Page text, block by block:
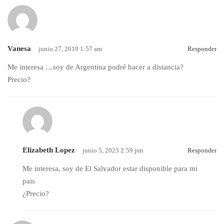
Vanesa junio 27, 2019 1:57 am Responder
Me interesa …soy de Argentina podré hacer a distancia?
Precio?
Elizabeth Lopez junio 5, 2023 2:59 pm Responder
Me interesa, soy de El Salvador estar disponible para mi
pais
¿Precio?